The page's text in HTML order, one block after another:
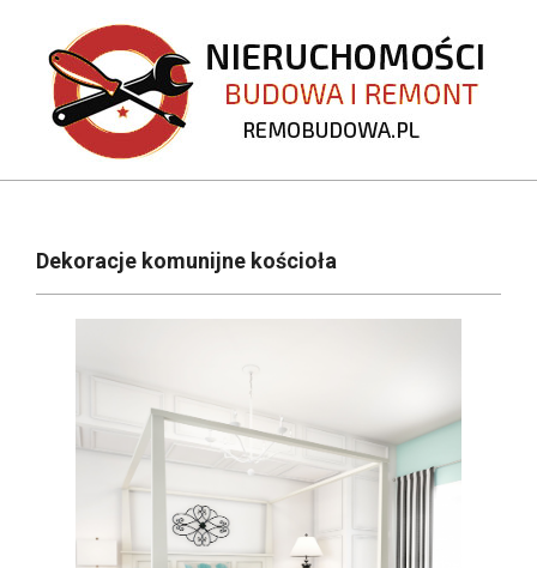
content
REMOBUDOWA.PL
NavigationDekoracje komunijne kościoła